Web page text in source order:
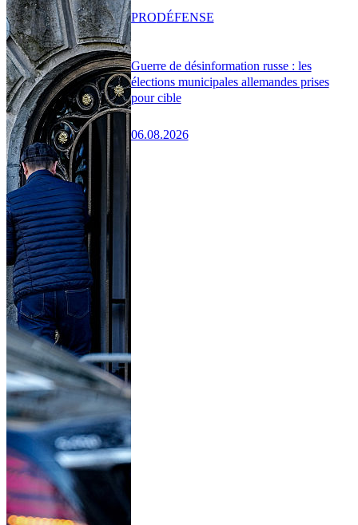
Guerre de désinformation russe : les
élections municipales allemandes prises
pour cible
06.08.2026
PRODÉFENSE